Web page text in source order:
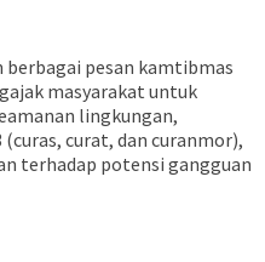
berbagai pesan kamtibmas
masyarakat untuk
lingkungan,
curat, dan curanmor),
terhadap potensi gangguan